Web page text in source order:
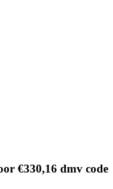
€330,16 dmv code